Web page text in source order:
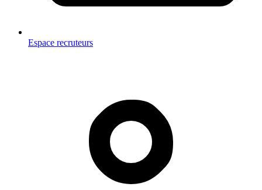
Espace recruteurs